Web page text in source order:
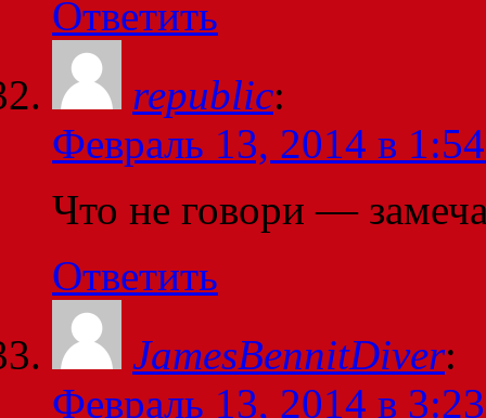
Ответить
republic:
Февраль 13, 2014 в
Что не говори —
Ответить
JamesBennitDiver:
Февраль 13, 2014 в